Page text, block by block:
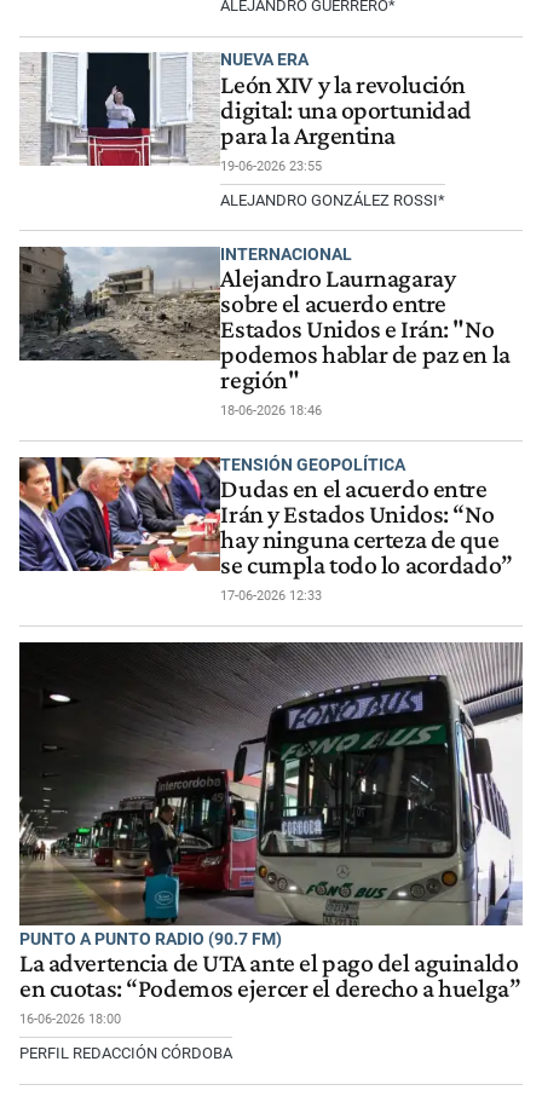
ALEJANDRO GUERRERO*
NUEVA ERA
León XIV y la revolución
digital: una oportunidad
para la Argentina
19-06-2026 23:55
ALEJANDRO GONZÁLEZ ROSSI*
INTERNACIONAL
Alejandro Laurnagaray
sobre el acuerdo entre
Estados Unidos e Irán: "No
podemos hablar de paz en la
región"
18-06-2026 18:46
TENSIÓN GEOPOLÍTICA
Dudas en el acuerdo entre
Irán y Estados Unidos: “No
hay ninguna certeza de que
se cumpla todo lo acordado”
17-06-2026 12:33
PUNTO A PUNTO RADIO (90.7 FM)
La advertencia de UTA ante el pago del aguinaldo
en cuotas: “Podemos ejercer el derecho a huelga”
16-06-2026 18:00
PERFIL REDACCIÓN CÓRDOBA